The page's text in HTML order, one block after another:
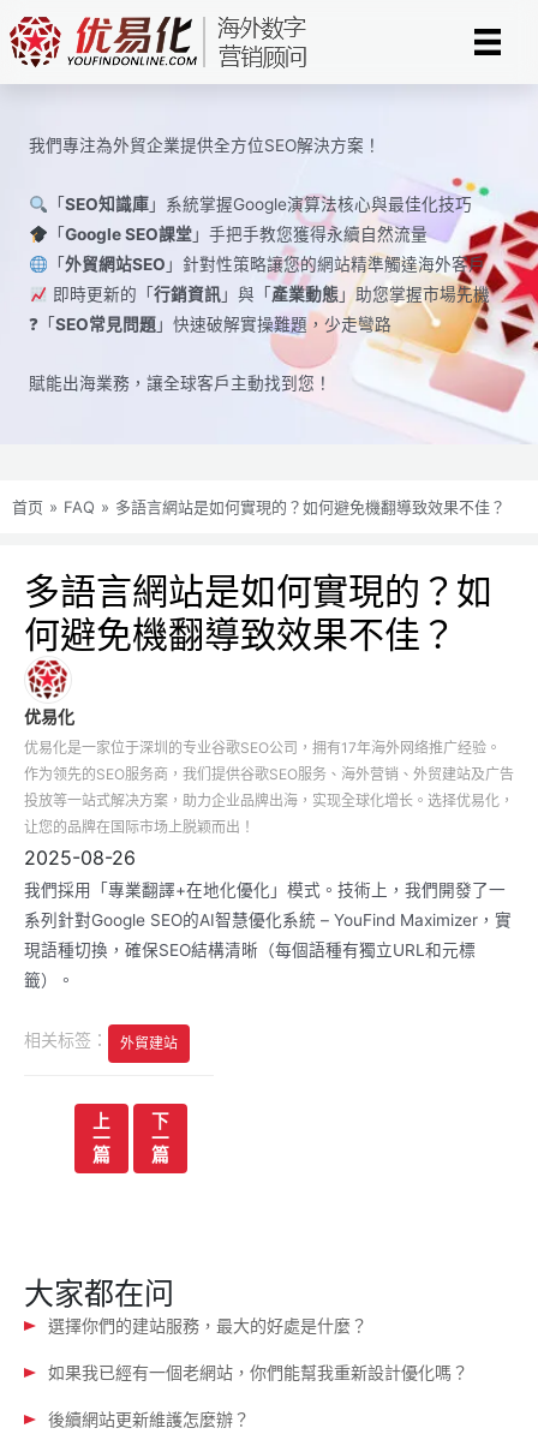
Skip
to
content
我們專注為外貿企業提供全方位SEO解決方案！
「 SEO知識庫」系統掌握Google演算法核心與最佳化技巧
「 Google SEO課堂」手把手教您獲得永續自然流量
「 外貿網站SEO 」針對性策略讓您的網站精準觸達海外客戶
即時更新的「 行銷資訊」與「 產業動態」助您掌握市場先機
❓「 SEO常見問題」快速破解實操難題，少走彎路
賦能出海業務，讓全球​​客戶主動找到您！
首页 » FAQ » 多語言網站是如何實現的？如何避免機翻導致效果不佳？
多語言網站是如何實現的？如
何避免機翻導致效果不佳？
优易化
优易化是一家位于深圳的专业谷歌SEO公司，拥有17年海外网络推广经验。
作为领先的SEO服务商，我们提供谷歌SEO服务、海外营销、外贸建站及广告
投放等一站式解决方案，助力企业品牌出海，实现全球化增长。选择优易化，
让您的品牌在国际市场上脱颖而出！
2025-08-26
我們採用「專業翻譯+在地化優化」模式。技術上，我們開發了一
系列針對Google SEO的AI智慧優化系統 – YouFind Maximizer，實
現語種切換，確保SEO結構清晰（每個語種有獨立URL和元標
籤）。
相关标签： 外貿建站
上
一
篇
下
一
篇
大家都在问
選擇你們的建站服務，最大的好處是什麼？
如果我已經有一個老網站，你們能幫我重新設計優化嗎？
後續網站更新維護怎麼辦？